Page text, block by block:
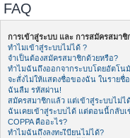
FAQ
การเข้าสู่ระบบ และ การสมัครสมาชิ
ทำไมเข้าสู่ระบบไม่ได้ ?
จำเป็นต้องสมัครสมาชิกด้วยหรือ?
ทำไมฉันถึงออกจากระบบโดยอัตโน
จะสั่งไม่ให้แสดงชื่อของฉัน ในรายชื่
ฉันลืม รหัสผ่าน!
สมัครสมาชิกแล้ว แต่เข้าสู่ระบบไม่ไ
ฉันเคยเข้าสู่ระบบได้ แต่ตอนนี้กลับเ
COPPA คืออะไร?
ทำไมฉันถึงลงทะเีบียนไม่ได้?